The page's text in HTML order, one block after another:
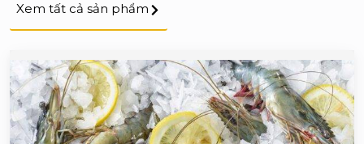
Xem tất cả sản phẩm